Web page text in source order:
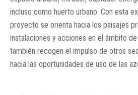
incluso como huerto urbano. Con esta
proyecto se orienta hacia los paisajes
instalaciones y acciones en el ámbito
también recogen el impulso de otros
hacia las oportunidades de uso de las